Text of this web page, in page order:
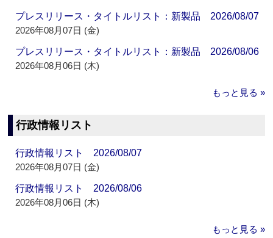
プレスリリース・タイトルリスト：新製品 2026/08/07
2026年08月07日 (金)
プレスリリース・タイトルリスト：新製品 2026/08/06
2026年08月06日 (木)
もっと見る »
行政情報リスト
行政情報リスト 2026/08/07
2026年08月07日 (金)
行政情報リスト 2026/08/06
2026年08月06日 (木)
もっと見る »